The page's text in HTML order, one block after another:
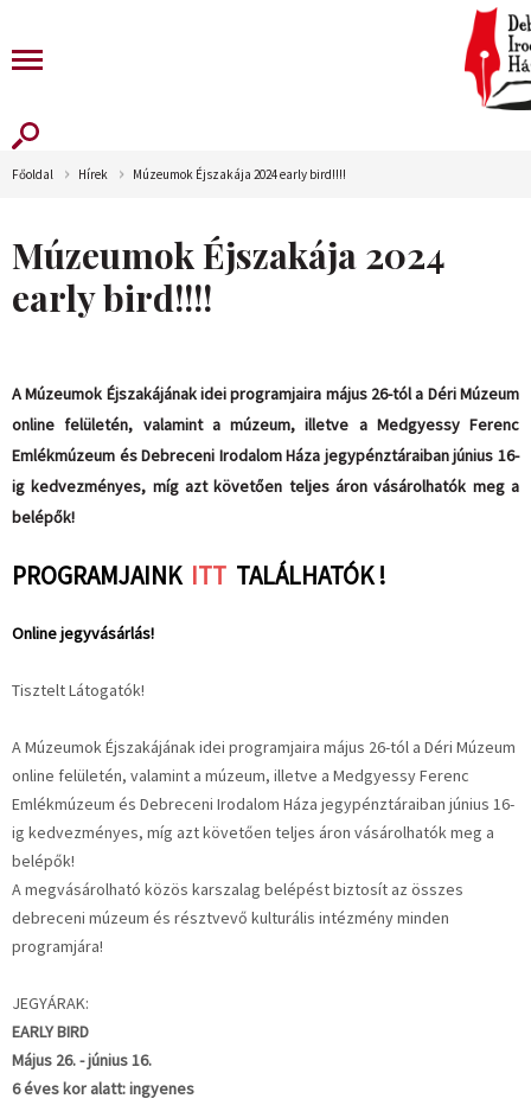
Főoldal Hírek Múzeumok Éjszakája 2024 early bird!!!!
Múzeumok Éjszakája 2024
early bird!!!!
A Múzeumok Éjszakájának idei programjaira május 26-tól a Déri Múzeum
online felületén, valamint a múzeum, illetve a Medgyessy Ferenc
Emlékmúzeum és Debreceni Irodalom Háza jegypénztáraiban június 16-
ig kedvezményes, míg azt követően teljes áron vásárolhatók meg a
belépők!
PROGRAMJAINK ITT TALÁLHATÓK !
Online jegyvásárlás!
Tisztelt Látogatók!
A Múzeumok Éjszakájának idei programjaira május 26-tól a Déri Múzeum
online felületén, valamint a múzeum, illetve a Medgyessy Ferenc
Emlékmúzeum és Debreceni Irodalom Háza jegypénztáraiban június 16-
ig kedvezményes, míg azt követően teljes áron vásárolhatók meg a
belépők!
A megvásárolható közös karszalag belépést biztosít az összes
debreceni múzeum és résztvevő kulturális intézmény minden
programjára!
JEGYÁRAK:
EARLY BIRD
Május 26. - június 16.
6 éves kor alatt: ingyenes